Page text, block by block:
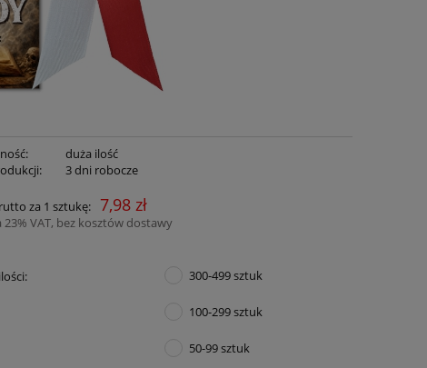
duża ilość
3 dni robocze
za 1 sztukę: 7,98 zł
23% VAT, bez kosztów dostawy
300-499 sztuk
100-299 sztuk
50-99 sztuk